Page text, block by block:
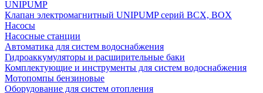
UNIPUMP
Клапан электромагнитный UNIPUMP серий BCX, BOX
Насосы
Насосные станции
Автоматика для систем водоснабжения
Гидроаккумуляторы и расширительные баки
Комплектующие и инструменты для систем водоснабжения
Мотопомпы бензиновые
Оборудование для систем отопления